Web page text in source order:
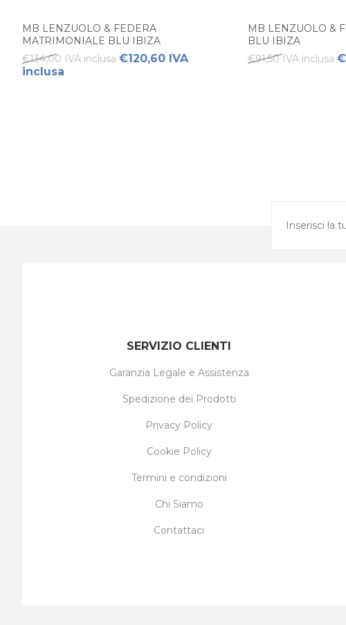
MB LENZUOLO & FEDERA
MATRIMONIALE BLU IBIZA
€134,00 IVA inclusa €120,60 IVA
inclusa
MB LENZUOLO &
BLU IBIZA
€91,50 IVA inclusa
SERVIZIO CLIENTI
Garanzia Legale e Assistenza
Spedizione dei Prodotti
Privacy Policy
Cookie Policy
Termini e condizioni
Chi Siamo
Contattaci